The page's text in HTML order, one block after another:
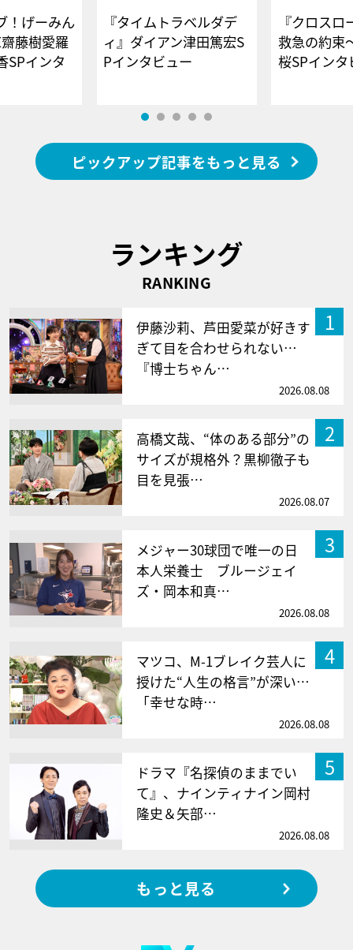
！げーみん
藤樹愛羅
SPインタ
『タイムトラベルダデ
ィ』ダイアン津田篤宏S
Pインタビュー
『クロス
救急の約束
桜SPイ
ピックアップ記事をもっと見る
ランキング
RANKING
1
伊藤沙莉、芦田愛菜が好きす
ぎて目を合わせられない…
『博士ちゃん…
2026.08.08
2
高橋文哉、“体のある部分”の
サイズが規格外？黒柳徹子も
目を見張…
2026.08.07
3
メジャー30球団で唯一の日
本人栄養士 ブルージェイ
ズ・岡本和真…
2026.08.08
4
マツコ、M-1ブレイク芸人に
授けた“人生の格言”が深い…
「幸せな時…
2026.08.08
5
ドラマ『名探偵のままでい
て』、ナインティナイン岡村
隆史＆矢部…
2026.08.08
もっと見る